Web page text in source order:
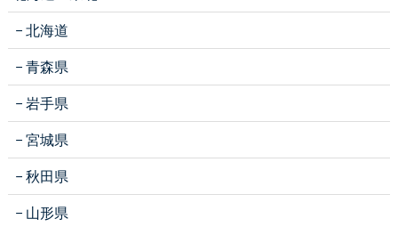
北海道
青森県
岩手県
宮城県
秋田県
山形県